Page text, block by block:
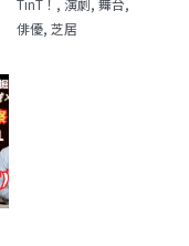
俳優, 芝居